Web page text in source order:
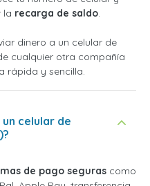
la recarga de saldo.
dinero a un celular de
cualquier otra compañía
rápida y sencilla.
celular de
de pago seguras como